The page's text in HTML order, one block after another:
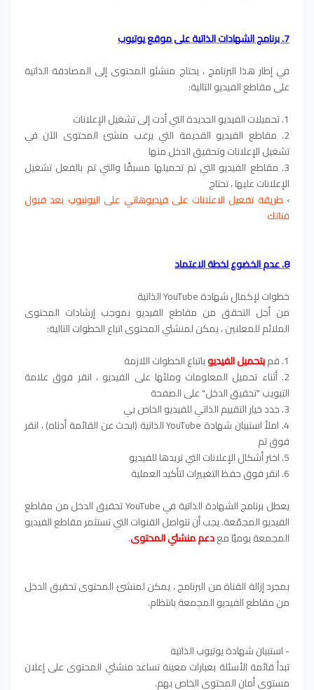
7. برنامج الشهادات الذاتية على موقع يوتيوب
في إطار هذا البرنامج ، يحتاج منشئو المحتوى إلى المصادقة الذاتية
على مقاطع الفيديو التالية:
1. تحميلات الفيديو الجديدة التي أدت إلى تشغيل الإعلانات
2. مقاطع الفيديو القديمة التي يرغب منشئ المحتوى الآن في
تشغيل الإعلانات وتحقيق الدخل منها
3. مقاطع الفيديو التي تم تحميلها مسبقًا والتي تم بالفعل تشغيل
الإعلانات عليها ، تحتاج
› طريقة تفعيل الاعلانات على فيديوهاتي على اليوتيوب بعد قبول
قناتك
8. عدم الخضوع لخطة الاعتماد
خطوات لإكمال شهادة YouTube الذاتية
من أجل التحقق من مقاطع الفيديو بموجب إرشادات المحتوى
الملائم للمعلنين ، يمكن لمنشئي المحتوى اتباع الخطوات التالية:
1. قم
بتحميل الفيديوباتباع الخطوات اللازمة
2. أثناء تحميل المعلومات وملئها على الفيديو ، انقر فوق علامة
التبويب "تحقيق الدخل" على الصفحة
3. حدد خيار التقييم الذاتي للفيديو الخاص بي
4. املأ استبيان شهادة YouTube الذاتية (ابحث عن القائمة أدناه) ، انقر
فوق تم
5. اختر أشكال الإعلانات التي تريدها للفيديو
6. انقر فوق حفظ التغييرات لتأكيد العملية
يعطل برنامج الشهادة الذاتية في YouTube تحقيق الدخل من مقاطع
الفيديو المجمّعة. يجب أن تتواصل القنوات التي تستثمر مقاطع الفيديو
المجمعة يوميًا معدعم منشئي المحتوى.
بمجرد إزالة القناة من البرنامج ، يمكن لمنشئ المحتوى تحقيق الدخل
من مقاطع الفيديو المجمعة بانتظام.
- استبيان شهادة يوتيوب الذاتية
تبدأ قائمة الأسئلة بعبارات معينة تساعد منشئي المحتوى على إعلان
مستوى أمان المحتوى الخاص بهم.